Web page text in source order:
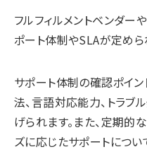
フルフィルメントベンダー
ポート体制やSLAが定めら
サポート体制の確認ポイン
法、言語対応能力、トラ
げられます。また、定期的
ズに応じたサポートについ